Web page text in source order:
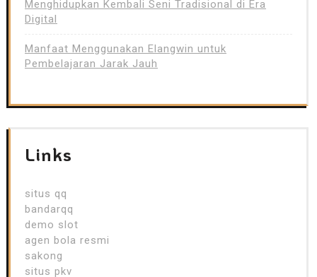
Menghidupkan Kembali Seni Tradisional di Era
Digital
Manfaat Menggunakan Elangwin untuk
Pembelajaran Jarak Jauh
Links
situs qq
bandarqq
demo slot
agen bola resmi
sakong
situs pkv